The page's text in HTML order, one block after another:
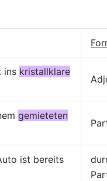
ins kristallklare
gemieteten
ist bereits